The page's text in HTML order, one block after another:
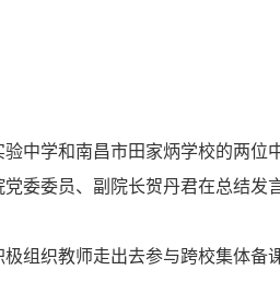
验中学和南昌市田家炳学校的两位
党委委员、副院长贺丹君在总结发
极组织教师走出去参与跨校集体备